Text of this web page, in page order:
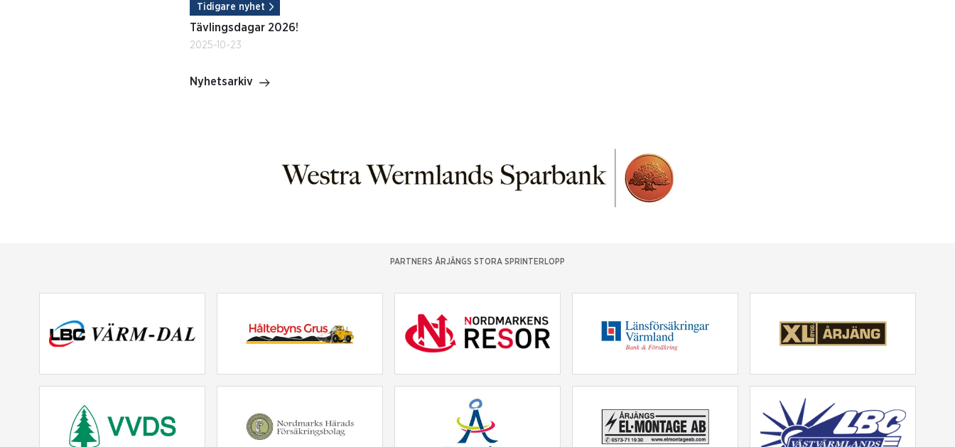
Tidigare nyhet
Tävlingsdagar 2026!
2025-10-23
Nyhetsarkiv
PARTNERS ÅRJÄNGS STORA SPRINTERLOPP